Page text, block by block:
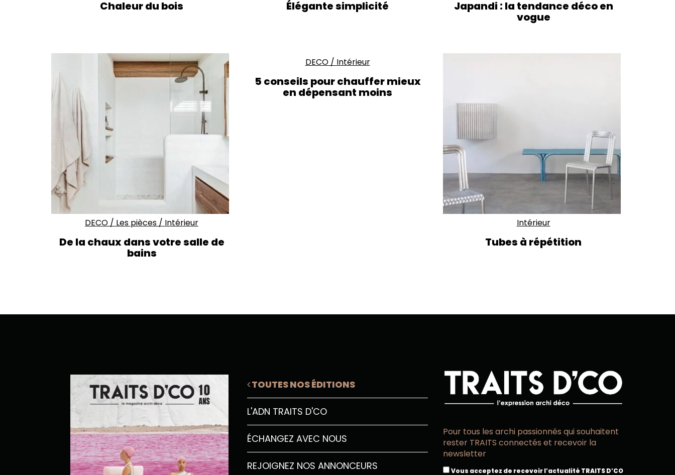
Chaleur du bois Élégante simplicité Japandi : la tendance déco en
vogue
DECO / Les pièces / Intérieur
De la chaux dans votre salle de
bains
DECO/ Intérieur
5 conseils pour chauffer mieux
en dépensant moins
Intérieur
Tubes à répétition
TOUTES NOS ÉDITIONS
L'ADN TRAITS D'CO
ÉCHANGEZ AVEC NOUS
REJOIGNEZ NOS ANNONCEURS
Pour tous les archi passionnés qui souhaitent
rester TRAITS connectés et recevoir la
newsletter
Vous acceptez de recevoir l’actualité TRAITS D’CO